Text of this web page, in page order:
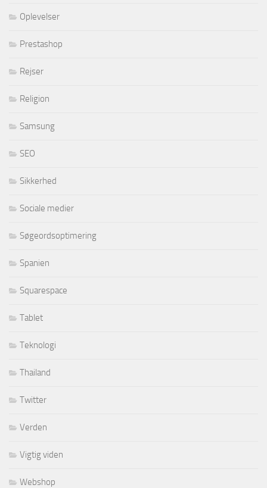
Oplevelser
Prestashop
Rejser
Religion
Samsung
SEO
Sikkerhed
Sociale medier
Søgeordsoptimering
Spanien
Squarespace
Tablet
Teknologi
Thailand
Twitter
Verden
Vigtig viden
Webshop